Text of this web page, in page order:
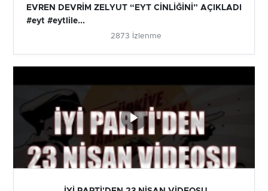
EVREN DEVRİM ZELYUT “EYT CİNLİĞİNİ” AÇIKLADI
#eyt #eytlile...
2873 İzlenme